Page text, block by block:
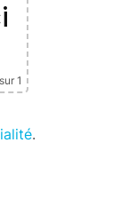
sur 1
.